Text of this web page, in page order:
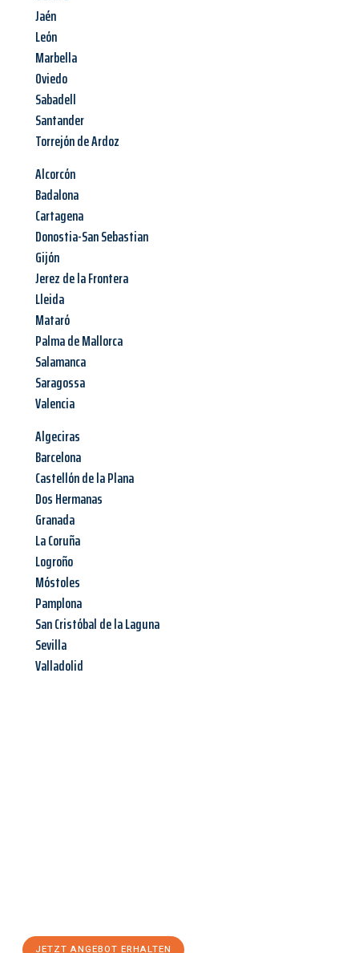
Jaén
León
Marbella
Oviedo
Sabadell
Santander
Torrejón de Ardoz
Alcorcón
Badalona
Cartagena
Donostia-San Sebastian
Gijón
Jerez de la Frontera
Lleida
Mataró
Palma de Mallorca
Salamanca
Saragossa
Valencia
Algeciras
Barcelona
Castellón de la Plana
Dos Hermanas
Granada
La Coruña
Logroño
Móstoles
Pamplona
San Cristóbal de la Laguna
Sevilla
Valladolid
JETZT ANGEBOT ERHALTEN